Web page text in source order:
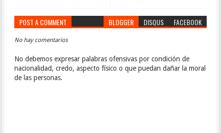
POST A COMMENT BLOGGER DISQUS FACEBOOK
No hay comentarios
No debemos expresar palabras ofensivas por condición de
nacionalidad, credo, aspecto físico o que puedan dañar la moral
de las personas.